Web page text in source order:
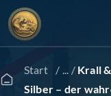
Zum
Inhalt
springen
Edelmetall kaufen
Start / ... / Krall
Silber – der